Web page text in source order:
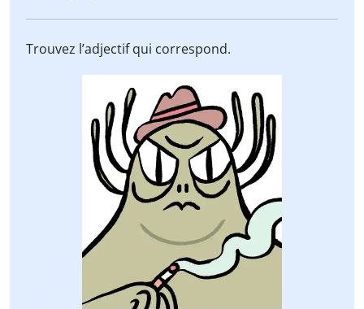
Trouvez l’adjectif qui correspond.